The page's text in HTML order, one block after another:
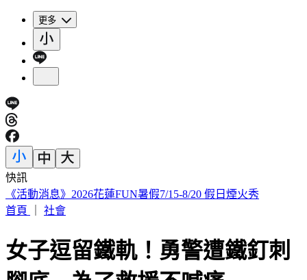
更多
快訊
退休醫酸藍「嘴喊中國疫苗卻搶打AZ」 蔣萬安反嗆：中央
阻擋是事實
女子逗留鐵軌！勇警遭鐵釘刺